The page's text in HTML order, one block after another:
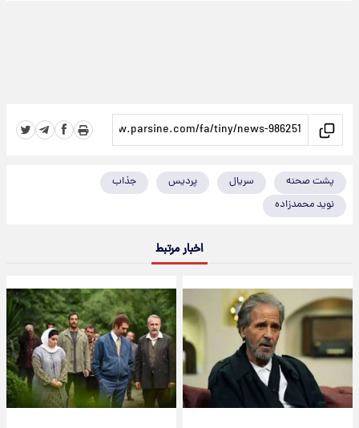
پشت صحنه سریال پردیس
جذاب
نوید محمدزاده
اخبار مرتبط